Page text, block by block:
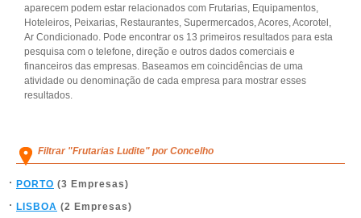
aparecem podem estar relacionados com Frutarias, Equipamentos,
Hoteleiros, Peixarias, Restaurantes, Supermercados, Acores, Acorotel,
Ar Condicionado. Pode encontrar os 13 primeiros resultados para esta
pesquisa com o telefone, direção e outros dados comerciais e
financeiros das empresas. Baseamos em coincidências de uma
atividade ou denominação de cada empresa para mostrar esses
resultados.
Filtrar "Frutarias Ludite" por Concelho
PORTO (3 Empresas)
LISBOA (2 Empresas)